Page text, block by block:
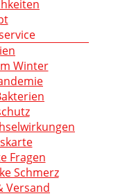
Winter
Fragen
Schmerz
Versand